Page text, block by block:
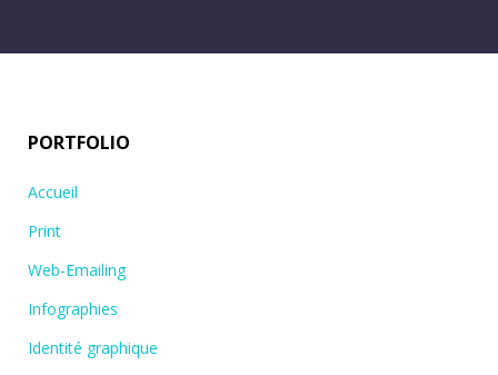
PORTFOLIO
Accueil
Print
Web-Emailing
Infographies
Identité graphique